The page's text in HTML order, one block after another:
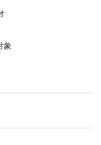
象
ブルモード対応 携帯モ